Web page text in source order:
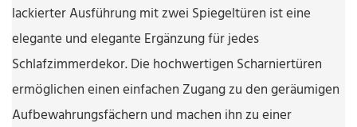
lackierter Ausführung mit zwei Spiegeltüren ist eine
elegante und elegante Ergänzung für jedes
Schlafzimmerdekor. Die hochwertigen Scharniertüren
ermöglichen einen einfachen Zugang zu den geräumigen
Aufbewahrungsfächern und machen ihn zu einer